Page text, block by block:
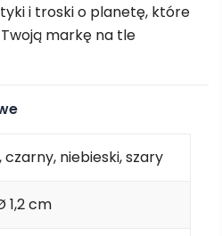
i troski o planetę, które
markę na tle
czarny, niebieski, szary
1,2 cm